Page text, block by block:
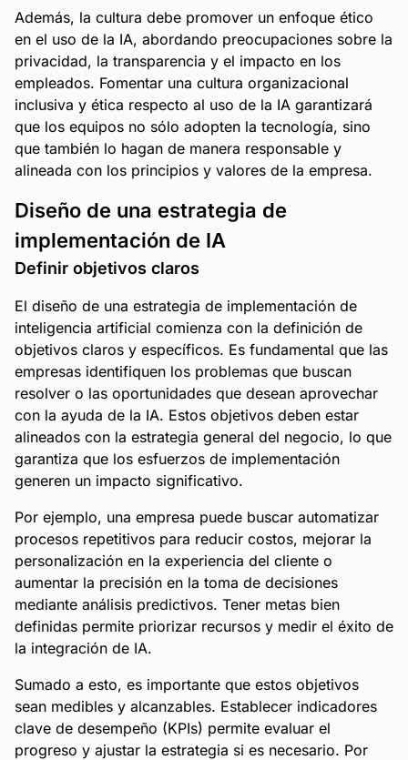
Además, la cultura debe promover un enfoque ético
en el uso de la IA, abordando preocupaciones sobre la
privacidad, la transparencia y el impacto en los
empleados. Fomentar una cultura organizacional
inclusiva y ética respecto al uso de la IA garantizará
que los equipos no sólo adopten la tecnología, sino
que también lo hagan de manera responsable y
alineada con los principios y valores de la empresa.
Diseño de una estrategia de
implementación de IA
Definir objetivos claros
El diseño de una estrategia de implementación de
inteligencia artificial comienza con la definición de
objetivos claros y específicos. Es fundamental que las
empresas identifiquen los problemas que buscan
resolver o las oportunidades que desean aprovechar
con la ayuda de la IA. Estos objetivos deben estar
alineados con la estrategia general del negocio, lo que
garantiza que los esfuerzos de implementación
generen un impacto significativo.
Por ejemplo, una empresa puede buscar automatizar
procesos repetitivos para reducir costos, mejorar la
personalización en la experiencia del cliente o
aumentar la precisión en la toma de decisiones
mediante análisis predictivos. Tener metas bien
definidas permite priorizar recursos y medir el éxito de
la integración de IA.
Sumado a esto, es importante que estos objetivos
sean medibles y alcanzables. Establecer indicadores
clave de desempeño (KPIs) permite evaluar el
progreso y ajustar la estrategia si es necesario. Por